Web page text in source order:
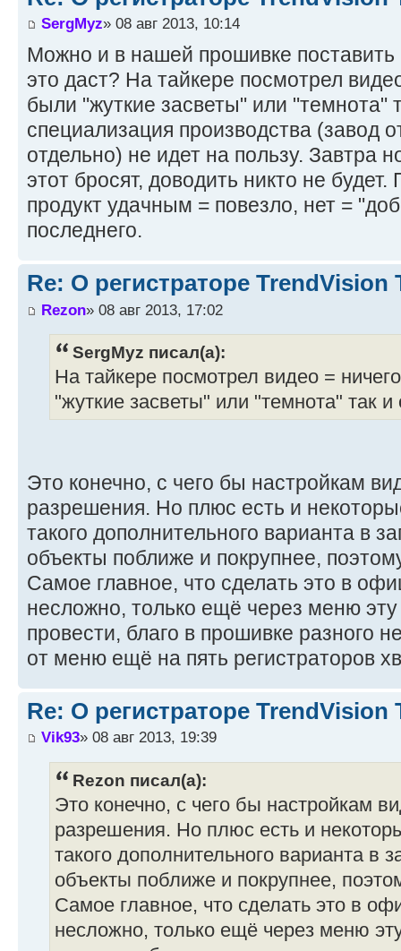
SergMyz» 08 авг 2013, 10:14
Можно и в нашей прошивке
это даст? На тайкере посмотрел
были "жуткие засветы" или "темнота"
специализация производства (завод
отдельно) не идет на пользу. Завтра
этот бросят, доводить никто не
продукт удачным = повезло, нет =
последнего.
Re: О регистраторе TrendVision
Rezon» 08 авг 2013, 17:02
SergMyz писал(а):
На тайкере посмотрел видео =
"жуткие засветы" или "темнота" так и
Это конечно, с чего бы настройкам
разрешения. Но плюс есть и
такого дополнительного варианта в
объекты поближе и покрупнее,
Самое главное, что сделать это в
несложно, только ещё через меню
провести, благо в прошивке разного
от меню ещё на пять регистраторов
Re: О регистраторе TrendVision
Vik93» 08 авг 2013, 19:39
Rezon писал(а):
Это конечно, с чего бы настройкам
разрешения. Но плюс есть и
такого дополнительного варианта в
объекты поближе и покрупнее,
Самое главное, что сделать это в
несложно, только ещё через меню